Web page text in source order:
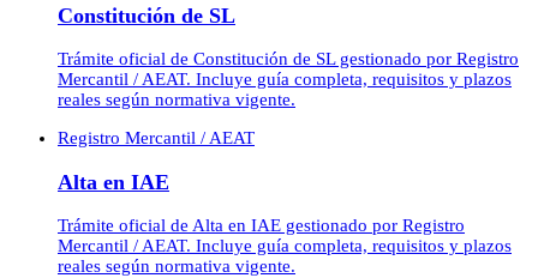
Constitución de SL
Trámite oficial de Constitución de SL gestionado por Registro
Mercantil / AEAT. Incluye guía completa, requisitos y plazos
reales según normativa vigente.
Registro Mercantil / AEAT
Alta en IAE
Trámite oficial de Alta en IAE gestionado por Registro
Mercantil / AEAT. Incluye guía completa, requisitos y plazos
reales según normativa vigente.